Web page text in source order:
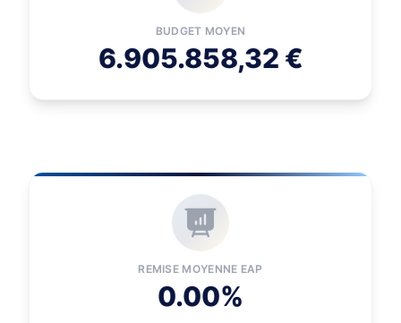
BUDGET MOYEN
6.905.858,32 €
REMISE MOYENNE EAP
0.00%